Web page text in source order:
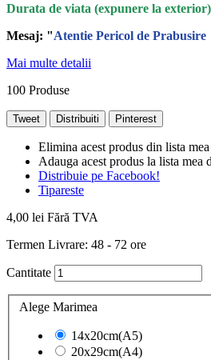
Durata de viata (expunere la exterior
Mesaj: "Atentie Pericol de Prabusire
Mai multe detalii
100 Produse
Tweet Distribuiti Pinterest
Elimina acest produs din lista
Adauga acest produs la lista mea
Distribuie pe Facebook!
Tipareste
4,00 lei Fără TVA
Termen Livrare: 48 - 72 ore
Cantitate
Alege Marimea
14x20cm(A5)
20x29cm(A4)